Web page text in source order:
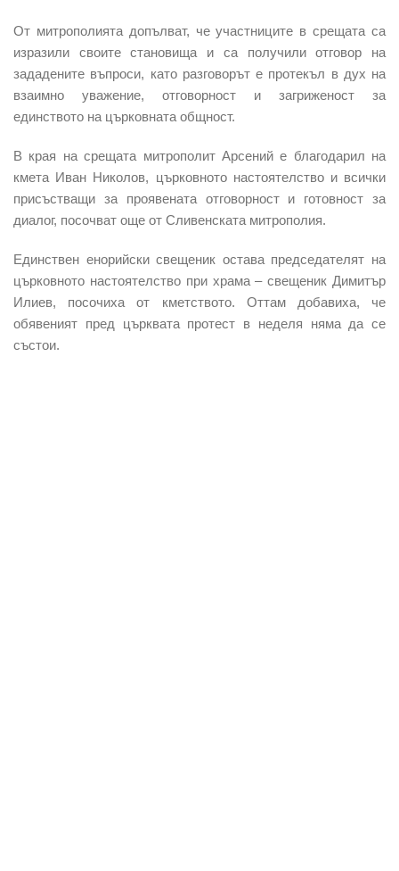
От митрополията допълват, че участниците в срещата са
изразили своите становища и са получили отговор на
зададените въпроси, като разговорът е протекъл в дух на
взаимно уважение, отговорност и загриженост за
единството на църковната общност.
В края на срещата митрополит Арсений е благодарил на
кмета Иван Николов, църковното настоятелство и всички
присъстващи за проявената отговорност и готовност за
диалог, посочват още от Сливенската митрополия.
Единствен енорийски свещеник остава председателят на
църковното настоятелство при храма – свещеник Димитър
Илиев, посочиха от кметството. Оттам добавиха, че
обявеният пред църквата протест в неделя няма да се
състои.